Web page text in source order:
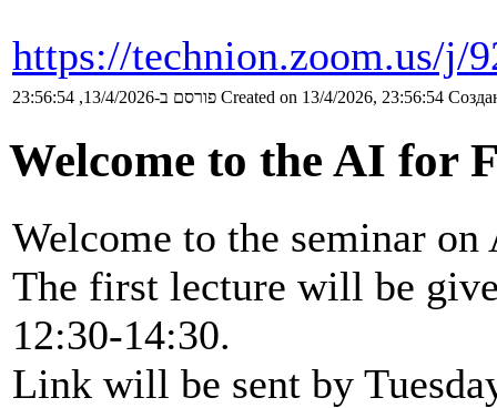
https://technion.zoom.us/j/
פורסם ב-13/4/2026, 23:56:54 Created on 13/4/2026, 23:56:54
Welcome to the AI for
Welcome to the seminar
The first lecture will be
12:30-14:30.
Link will be sent by